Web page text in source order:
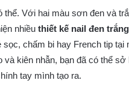
thể. Với hai màu sơn đen và
nhiều thiết kế nail đen trắng
chấm bi hay French tip tại
và kiên nhẫn, bạn đã có thể
tay mình tạo ra.